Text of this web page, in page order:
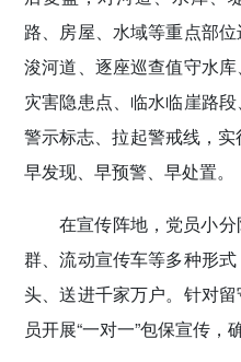
路、房屋、水域等重点部
浚河道、逐座巡查值守水
灾害隐患点、临水临崖路
警示标志、拉起警戒线，
早发现、早预警、早处置。
在宣传阵地，党员小
群、流动宣传车等多种形
头、送进千家万户。针对
员开展“一对一”包保宣传，